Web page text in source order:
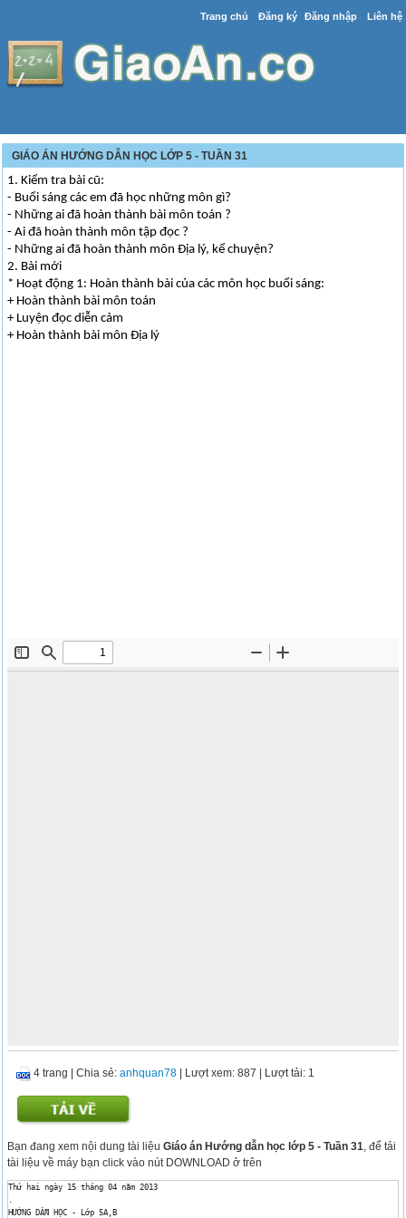
Trang chủ Đăng ký Đăng nhập Liên hệ
GIÁO ÁN HƯỚNG DẪN HỌC LỚP 5 - TUẦN 31
1. Kiểm tra bài cũ:
- Buổi sáng các em đã học những môn gì?
- Những ai đã hoàn thành bài môn toán ?
- Ai đã hoàn thành môn tập đọc ?
- Những ai đã hoàn thành môn Địa lý, kể chuyện?
2. Bài mới
* Hoạt động 1: Hoàn thành bài của các môn học buổi sáng:
+ Hoàn thành bài môn toán
+ Luyện đọc diễn cảm
+ Hoàn thành bài môn Địa lý
4 trang |Chia sẻ:anhquan78 | Lượt xem: 887 | Lượt tải: 1
Bạn đang xem nội dung tài liệuGiáo án Hướng dẫn học lớp 5 - Tuần 31 , để tải
tài liệu về máy bạn click vào nút DOWNLOAD ở trên
Thứ hai ngày 15 tháng 04 năm 2013
HƯỚNG DẪN HỌC - Lớp 5A,B